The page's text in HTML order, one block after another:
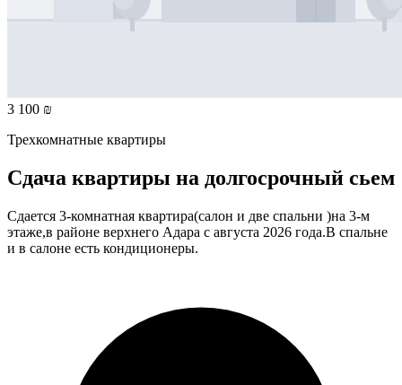
3 100 ₪
Трехкомнатные квартиры
Сдача квартиры на долгосрочный сьем
Сдается 3-комнатная квартира(салон и две спальни )на 3-м
этаже,в районе верхнего Адара с августа 2026 года.В спальне
и в салоне есть кондиционеры.